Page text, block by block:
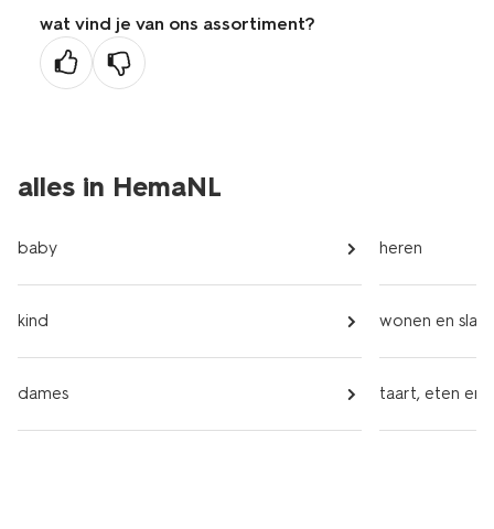
vorige
pagina
wat vind je van ons assortiment?
alles in HemaNL
baby
kind
dames
heren
wonen en
taart, eten en